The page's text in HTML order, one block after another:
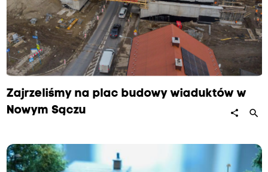
Zajrzeliśmy na plac budowy wiaduktów w
Nowym Sączu
share search